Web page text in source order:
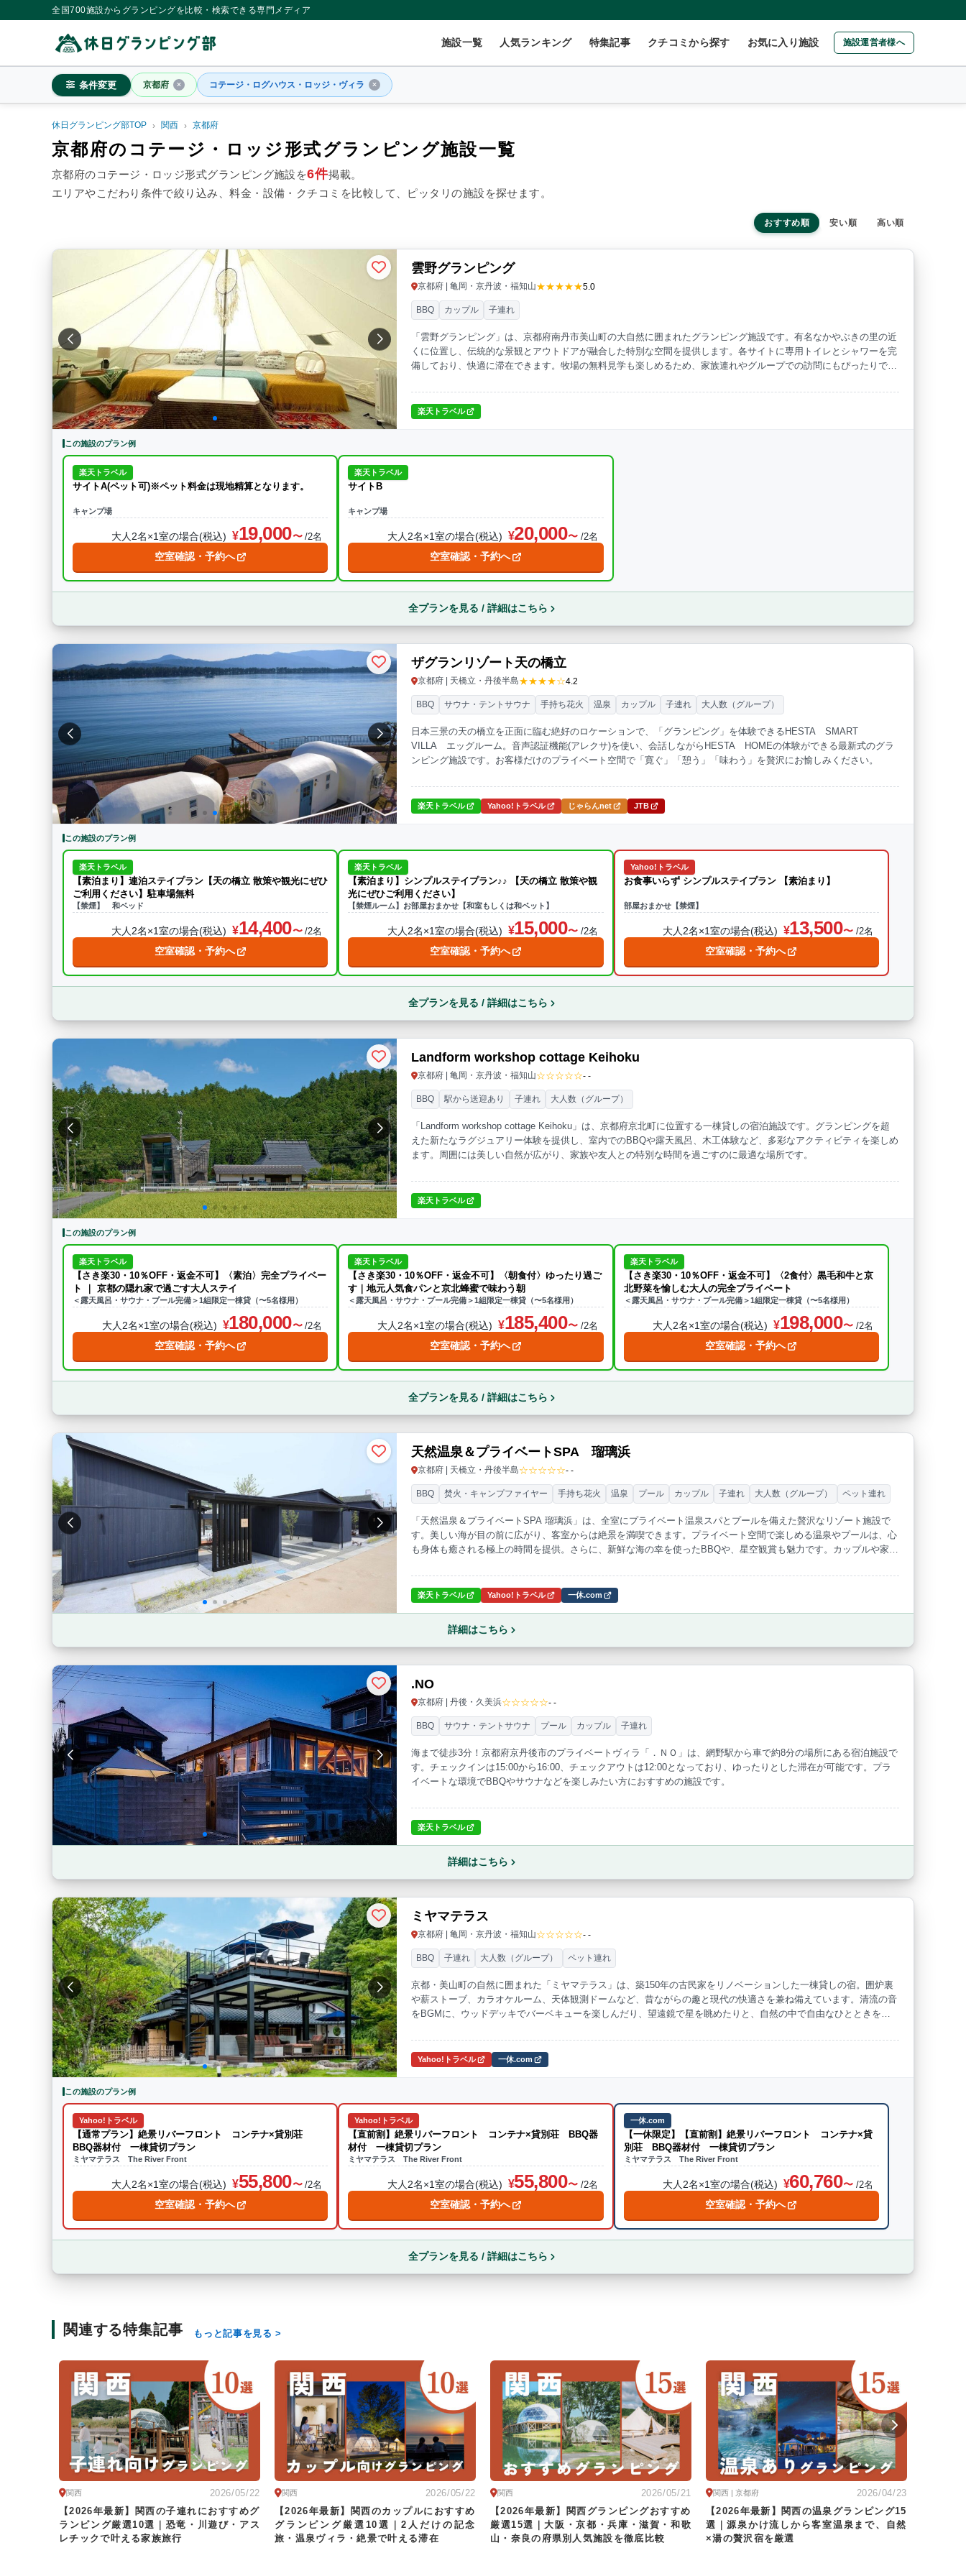
全国700施設からグランピングを比較・検索できる専門メディア
施設一覧 人気ランキング 特集記事 クチコミから探す お気に入り施設 施設運営者様へ
条件変更 京都府 コテージ・ログハウス・ロッジ・ヴィラ
京都府
シチュエーション
カップル 子連れ 大人数(グループ)
ペット連れ
施設タイプ
ドームテント コットンテント コテージ・ロッジ バンガロー・キャビン
特徴・アクティビティ
BBQ サウナ・テントサウナ 焚火・キャンプファイヤー 手持ち花火 温泉 プール 海水浴 ドッグラン
駅から徒歩15分以内 駅から送迎あり
条件をクリア
休日グランピング部TOP 関西 京都府
京都府のコテージ・ロッジ形式グランピング施設一覧
京都府のコテージ・ロッジ形式グランピング施設を6件掲載。
エリアやこだわり条件で絞り込み、料金・設備・クチコミを比較して、ピッタリの施設を探せます。
おすすめ順 安い順 高い順
雲野グランピング
京都府 | 亀岡・京丹波・福知山★★★★★5.0
「雲野グランピング」は、京都府南丹市美山町の大自然に囲まれたグランピング施設です。有名なかやぶきの里の近
くに位置し、伝統的な景観とアウトドアが融合した特別な空間を提供します。各サイトに専用トイレとシャワーを完
備しており、快適に滞在できます。牧場の無料見学も楽しめるため、家族連れやグループでの訪問にもぴったりで
BBQ カップル 子連れ
楽天トラベル
この施設のプラン例
楽天トラベル
サイトA(ペット可)※ペット料金は現地精算となります。
キャンプ場
大人2名×1室の場合(税込) 19,000 /2名
空室確認・予約へ
楽天トラベル
サイトB
キャンプ場
大人2名×1室の場合(税込) 20,000 /2名
空室確認・予約へ
全プランを見る / 詳細はこちら
ザグランリゾート天の橋立
京都府 | 天橋立・丹後半島★★★★☆4.2
日本三景の天の橋立を正面に臨む絶好のロケーションで、「グランピング」を体験できるHESTA SMART
VILLA エッグルーム。音声認証機能(アレクサ)を使い、会話しながらHESTA HOMEの体験ができる最新式のグラ
ンピング施設です。お客様だけのプライベート空間で「寛ぐ」「憩う」「味わう」を贅沢にお愉しみください。
BBQ サウナ・テントサウナ 手持ち花火 温泉 カップル 子連れ 大人数（グループ）
楽天トラベル Yahoo!トラベル じゃらんnet JTB
この施設のプラン例
楽天トラベル
【素泊まり】連泊ステイプラン【天の橋立 散策や観光にぜひ
ご利用ください】駐車場無料
【禁煙】 和ベッド
大人2名×1室の場合(税込) 14,400 /2名
空室確認・予約へ
楽天トラベル
【素泊まり】シンプルステイプラン♪♪ 【天の橋立 散策や観
光にぜひご利用ください】
【禁煙ルーム】お部屋おまかせ【和室もしくは和ベット】
大人2名×1室の場合(税込) 15,000 /2名
空室確認・予約へ
Yahoo!トラベル
お食事いらず シンプルステイプラン 【素泊まり】
部屋おまかせ【禁煙】
大人2名×1室の場合(税込) 13,500 /2名
空室確認・予約へ
全プランを見る / 詳細はこちら
Landform workshop cottage Keihoku
京都府 | 亀岡・京丹波・福知山☆☆☆☆☆- -
「Landform workshop cottage Keihoku」は、京都府京北町に位置する一棟貸しの宿泊施設です。グランピングを超
えた新たなラグジュアリー体験を提供し、室内でのBBQや露天風呂、木工体験など、多彩なアクティビティを楽しめ
ます。周囲には美しい自然が広がり、家族や友人との特別な時間を過ごすのに最適な場所です。
BBQ 駅から送迎あり 子連れ 大人数（グループ）
楽天トラベル
この施設のプラン例
楽天トラベル
【さき楽30・10％OFF・返金不可】〈素泊〉完全プライベー
ト ｜ 京都の隠れ家で過ごす大人ステイ
＜露天風呂・サウナ・プール完備＞1組限定一棟貸（〜5名様用）
大人2名×1室の場合(税込) 180,000 /2名
空室確認・予約へ
楽天トラベル
【さき楽30・10％OFF・返金不可】〈朝食付〉ゆったり過ご
す｜地元人気食パンと京北蜂蜜で味わう朝
＜露天風呂・サウナ・プール完備＞1組限定一棟貸（〜5名様用）
大人2名×1室の場合(税込) 185,400 /2名
空室確認・予約へ
楽天トラベル
【さき楽30・10％OFF・返金不可】〈2食付〉黒毛和牛と京
北野菜を愉しむ大人の完全プライベート
＜露天風呂・サウナ・プール完備＞1組限定一棟貸（〜5名様用）
大人2名×1室の場合(税込) 198,000 /2名
空室確認・予約へ
全プランを見る / 詳細はこちら
天然温泉＆プライベートSPA 瑠璃浜
京都府 | 天橋立・丹後半島☆☆☆☆☆- -
「天然温泉＆プライベートSPA 瑠璃浜」は、全室にプライベート温泉スパとプールを備えた贅沢なリゾート施設で
す。美しい海が目の前に広がり、客室からは絶景を満喫できます。プライベート空間で楽しめる温泉やプールは、心
も身体も癒される極上の時間を提供。さらに、新鮮な海の幸を使ったBBQや、星空観賞も魅力です。カップルや家族
BBQ 焚火・キャンプファイヤー 手持ち花火 温泉 プール カップル 子連れ 大人数（グループ） ペット連れ
楽天トラベル Yahoo!トラベル 一休.com
詳細はこちら
.NO
京都府 | 丹後・久美浜☆☆☆☆☆- -
海まで徒歩3分！京都府京丹後市のプライベートヴィラ「．ＮＯ」は、網野駅から車で約8分の場所にある宿泊施設で
す。チェックインは15:00から16:00、チェックアウトは12:00となっており、ゆったりとした滞在が可能です。プラ
イベートな環境でBBQやサウナなどを楽しみたい方におすすめの施設です。
BBQ サウナ・テントサウナ プール カップル 子連れ
楽天トラベル
詳細はこちら
ミヤマテラス
京都府 | 亀岡・京丹波・福知山☆☆☆☆☆- -
京都・美山町の自然に囲まれた「ミヤマテラス」は、築150年の古民家をリノベーションした一棟貸しの宿。囲炉裏
や薪ストーブ、カラオケルーム、天体観測ドームなど、昔ながらの趣と現代の快適さを兼ね備えています。清流の音
をBGMに、ウッドデッキでバーベキューを楽しんだり、望遠鏡で星を眺めたりと、自然の中で自由なひとときを過
和した空間で、心ほどける宿泊体験を。
BBQ 子連れ 大人数（グループ） ペット連れ
Yahoo!トラベル 一休.com
この施設のプラン例
Yahoo!トラベル
【通常プラン】絶景リバーフロント コンテナ×貸別荘
BBQ器材付 一棟貸切プラン
ミヤマテラス The River Front
大人2名×1室の場合(税込) 55,800 /2名
空室確認・予約へ
Yahoo!トラベル
【直前割】絶景リバーフロント コンテナ×貸別荘 BBQ器
材付 一棟貸切プラン
ミヤマテラス The River Front
大人2名×1室の場合(税込) 55,800 /2名
空室確認・予約へ
一休.com
【一休限定】【直前割】絶景リバーフロント コンテナ×貸
別荘 BBQ器材付 一棟貸切プラン
ミヤマテラス The River Front
大人2名×1室の場合(税込) 60,760 /2名
空室確認・予約へ
全プランを見る / 詳細はこちら
関連する特集記事 もっと記事を見る
2026/05/22
関西
【2026年最新】関西の子連れにおすすめグ
ランピング厳選10選｜恐竜・川遊び・アス
レチックで叶える家族旅行
2026/05/22
関西
【2026年最新】関西のカップルにおすすめ
グランピング厳選10選｜2人だけの記念
旅・温泉ヴィラ・絶景で叶える滞在
2026/05/21
関西
【2026年最新】関西グランピングおすすめ
厳選15選｜大阪・京都・兵庫・滋賀・和歌
山・奈良の府県別人気施設を徹底比較
2026/04/23
関西 | 京都府
【2026年最新】関西の温泉グランピング15
選｜源泉かけ流しから客室温泉まで、自然
×湯の贅沢宿を厳選